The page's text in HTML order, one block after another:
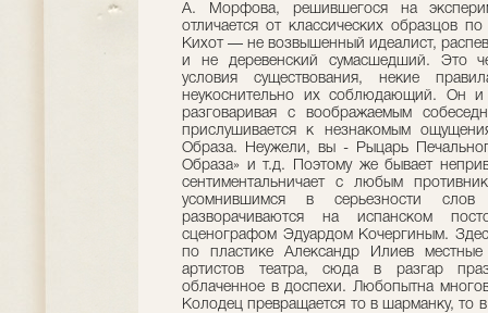
А. Морфова, решившегося на
отличается от классических образцов
Кихот — не возвышенный идеалист,
и не деревенский сумасшедший. Это
условия существования, некие
неукоснительно их соблюдающий. Он
разговаривая с воображаемым
прислушивается к незнакомым
Образа. Неужели, вы - Рыцарь
Образа» и т.д. Поэтому же бывает
сентиментальничает с любым
усомнившимся в серьезности
разворачиваются на испанском
сценографом Эдуардом Кочергиным.
по пластике Александр Илиев
артистов театра, сюда в разгар
облаченное в доспехи. Любопытна
Колодец превращается то в шарманку,